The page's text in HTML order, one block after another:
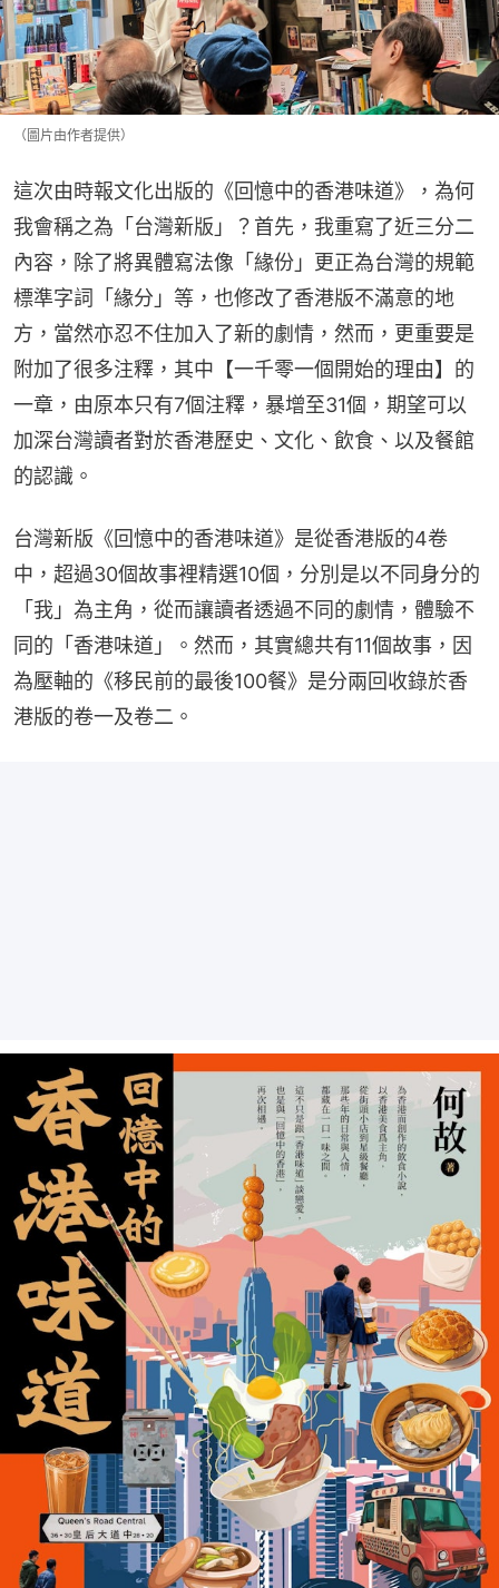
（圖片由作者提供）
這次由時報文化出版的《回憶中的香港味道》，為何
我會稱之為「台灣新版」？首先，我重寫了近三分二
內容，除了將異體寫法像「緣份」更正為台灣的規範
標準字詞「緣分」等，也修改了香港版不滿意的地
方，當然亦忍不住加入了新的劇情，然而，更重要是
附加了很多注釋，其中【一千零一個開始的理由】的
一章，由原本只有7個注釋，暴增至31個，期望可以
加深台灣讀者對於香港歷史、文化、飲食、以及餐館
的認識。
台灣新版《回憶中的香港味道》是從香港版的4卷
中，超過30個故事裡精選10個，分別是以不同身分的
「我」為主角，從而讓讀者透過不同的劇情，體驗不
同的「香港味道」。然而，其實總共有11個故事，因
為壓軸的《移民前的最後100餐》是分兩回收錄於香
港版的卷一及卷二。